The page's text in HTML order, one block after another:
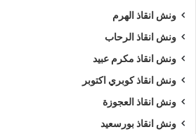
ونش انقاذ الهرم
ونش انقاذ الرحاب
ونش انقاذ مكرم عبيد
ونش انقاذ كوبري اكتوبر
ونش انقاذ العجوزة
ونش انقاذ بورسعيد